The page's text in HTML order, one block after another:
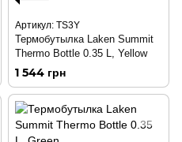
Артикул: TS3Y
Термобутылка Laken Summit
Thermo Bottle 0.35 L, Yellow
1 544 грн